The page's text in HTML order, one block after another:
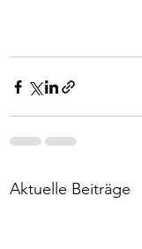
Aktuelle Beiträge